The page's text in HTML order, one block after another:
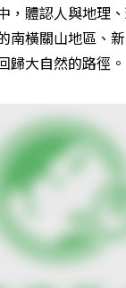
，體認人與地理
南橫關山地區、
歸大自然的路徑。